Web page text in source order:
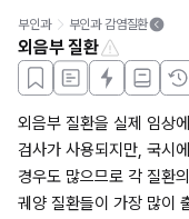
부인과 부인과 감염질환
외음부 질환
외음부 질환을 실제 임상
검사가 사용되지만, 국시
경우도 많으므로 각 질환
궤양 질환들이 가장 많이